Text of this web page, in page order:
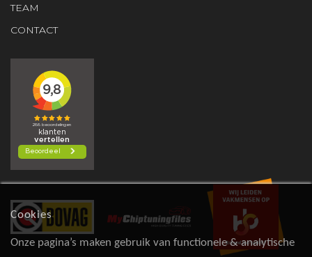
TEAM
CONTACT
Cookies
Onze pagina’s maken gebruik van functionele & analytische